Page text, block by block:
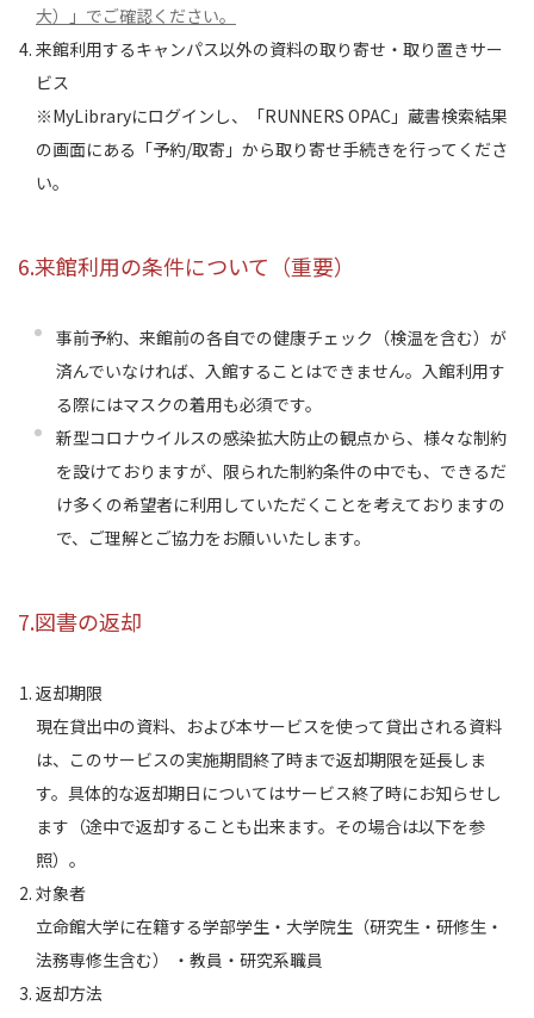
大）」でご確認ください。
来館利用するキャンパス以外の資料の取り寄せ・取り置きサー
ビス
※MyLibraryにログインし、「RUNNERS OPAC」蔵書検索結果
の画面にある「予約/取寄」から取り寄せ手続きを行ってくださ
い。
6.来館利用の条件について（重要）
事前予約、来館前の各自での健康チェック（検温を含む）が
済んでいなければ、入館することはできません。入館利用す
る際にはマスクの着用も必須です。
新型コロナウイルスの感染拡大防止の観点から、様々な制約
を設けておりますが、限られた制約条件の中でも、できるだ
け多くの希望者に利用していただくことを考えておりますの
で、ご理解とご協力をお願いいたします。
7.図書の返却
返却期限
現在貸出中の資料、および本サービスを使って貸出される資料
は、このサービスの実施期間終了時まで返却期限を延長しま
す。具体的な返却期日についてはサービス終了時にお知らせし
ます（途中で返却することも出来ます。その場合は以下を参
照）。
対象者
立命館大学に在籍する学部学生・大学院生（研究⽣・研修⽣・
法務専修⽣含む） ・教員・研究系職員
返却方法